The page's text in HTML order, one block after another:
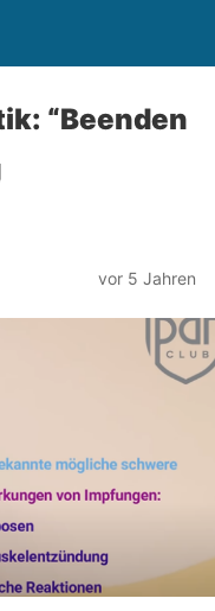
“Beenden
vor 5 Jahren